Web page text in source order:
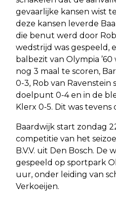
gevaarlijke kansen wist
deze kansen leverde
die benut werd door
wedstrijd was gespeeld,
balbezit van Olympia
nog 3 maal te scoren,
0-3, Rob van Ravenstein
doelpunt 0-4 en in de
Klerx 0-5. Dit was tevens
Baardwijk start zondag
competitie van het
B.V.V. uit Den Bosch. De
gespeeld op sportpark
uur, onder leiding van
Verkoeijen.